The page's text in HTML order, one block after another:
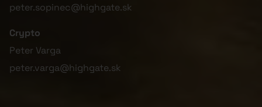
peter.sopinec@highgate.sk
Crypto
Peter Varga
peter.varga@highgate.sk